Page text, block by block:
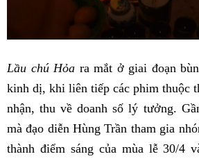
Lầu chú Hỏa ra mắt ở giai đoạn
kinh dị, khi liên tiếp các phim thuộc
nhận, thu về doanh số lý tưởng.
mà đạo diễn Hùng Trần tham gia
thành điểm sáng của mùa lễ 30/4